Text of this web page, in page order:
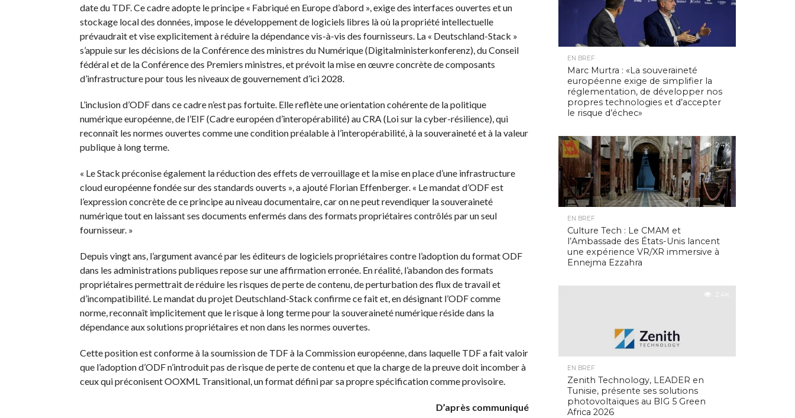
date du TDF. Ce cadre adopte le principe « Fabriqué en Europe d’abord », exige des interfaces ouvertes et un
stockage local des données, impose le développement de logiciels libres là où la propriété intellectuelle
prévaudrait et vise explicitement à réduire la dépendance vis-à-vis des fournisseurs. La « Deutschland-Stack »
s’appuie sur les décisions de la Conférence des ministres du Numérique (Digitalministerkonferenz), du Conseil
fédéral et de la Conférence des Premiers ministres, et prévoit la mise en œuvre concrète de composants
d’infrastructure pour tous les niveaux de gouvernement d’ici 2028.
L’inclusion d’ODF dans ce cadre n’est pas fortuite. Elle reflète une orientation cohérente de la politique
numérique européenne, de l’EIF (Cadre européen d’interopérabilité) au CRA (Loi sur la cyber-résilience), qui
reconnaît les normes ouvertes comme une condition préalable à l’interopérabilité, à la souveraineté et à la valeur
publique à long terme.
« Le Stack préconise également la réduction des effets de verrouillage et la mise en place d’une infrastructure
cloud européenne fondée sur des standards ouverts », a ajouté Florian Effenberger. « Le mandat d’ODF est
l’expression concrète de ce principe au niveau documentaire, car on ne peut revendiquer la souveraineté
numérique tout en laissant ses documents enfermés dans des formats propriétaires contrôlés par un seul
fournisseur. »
Depuis vingt ans, l’argument avancé par les éditeurs de logiciels propriétaires contre l’adoption du format ODF
dans les administrations publiques repose sur une affirmation erronée. En réalité, l’abandon des formats
propriétaires permettrait de réduire les risques de perte de contenu, de perturbation des flux de travail et
d’incompatibilité. Le mandat du projet Deutschland-Stack confirme ce fait et, en désignant l’ODF comme
norme, reconnaît implicitement que le risque à long terme pour la souveraineté numérique réside dans la
dépendance aux solutions propriétaires et non dans les normes ouvertes.
Cette position est conforme à la soumission de TDF à la Commission européenne, dans laquelle TDF a fait valoir
que l’adoption d’ODF n’introduit pas de risque de perte de contenu et que la charge de la preuve doit incomber à
ceux qui préconisent OOXML Transitional, un format défini par sa propre spécification comme provisoire.
D’après communiqué
EN BREF
Marc Murtra : «La souveraineté
européenne exige de simplifier la
réglementation, de développer nos
propres technologies et d’accepter
le risque d’échec»
2.4K
EN BREF
Culture Tech : Le CMAM et
l’Ambassade des États-Unis lancent
une expérience VR/XR immersive à
Ennejma Ezzahra
2.4K
EN BREF
Zenith Technology, LEADER en
Tunisie, présente ses solutions
photovoltaïques au BIG 5 Green
Africa 2026